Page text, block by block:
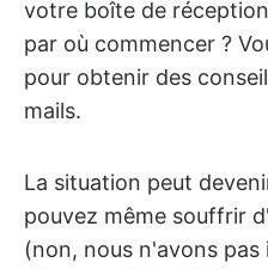
votre boîte de
par où commencer ?
pour obtenir des
mails.
La situation peut
pouvez même souffrir
(non, nous n'avons